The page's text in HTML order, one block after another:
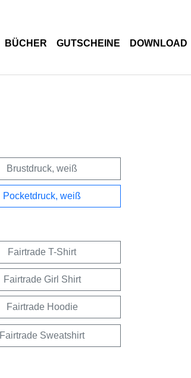
BÜCHER GUTSCHEINE DOWNLOAD
Brustdruck, weiß
Pocketdruck, weiß
Fairtrade T-Shirt
Fairtrade Girl Shirt
Fairtrade Hoodie
Fairtrade Sweatshirt